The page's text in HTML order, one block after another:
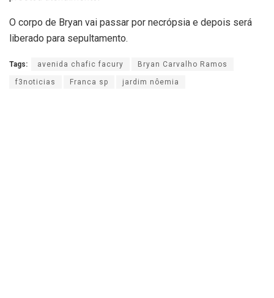
O corpo de Bryan vai passar por necrópsia e depois será
liberado para sepultamento.
Tags: avenida chafic facury Bryan Carvalho Ramos
f3noticias Franca sp jardim nôemia